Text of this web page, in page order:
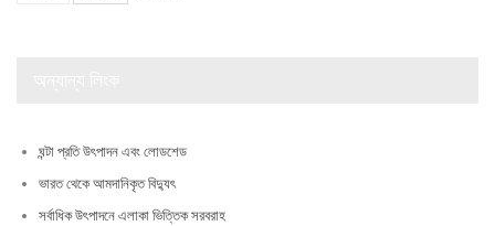
ঘন্টা প্রতি উৎপাদন এবং লোডশেড
ভারত থেকে আমদানিকৃত বিদ্যুৎ
সর্বাধিক উৎপাদনে এলাকা ভিত্তিক সরবরাহ